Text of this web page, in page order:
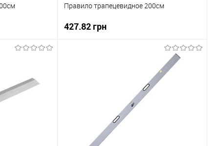
До порівняння
В наявності
Правило трапецевидное 200см
427.82 грн
До порівняння